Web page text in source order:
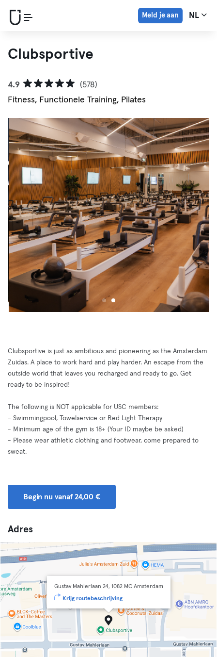
Meld je aan NL
Clubsportive
4.9
(578)
Fitness, Functionele Training, Pilates
Clubsportive is just as ambitious and pioneering as the Amsterdam
Zuidas. A place to work hard and play harder. An escape from the
outside world that leaves you recharged and ready to go. Get
ready to be inspired!
The following is NOT applicable for USC members:
- Swimmingpool, Towelservice or Red Light Therapy
- Minimum age of the gym is 18+ (Your ID maybe be asked)
- Please wear athletic clothing and footwear, come prepared to
sweat.
Begin nu vanaf 24,00 €
Adres
Gustav Mahlerlaan 24, 1082 MC Amsterdam
Krijg routebeschrijving